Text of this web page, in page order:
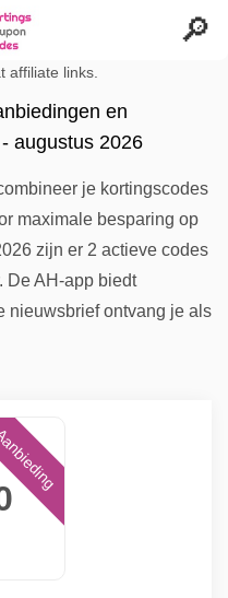
affiliate links.
en
augustus 2026
je kortingscodes
maximale besparing op
zijn er 2 actieve codes
De AH-app biedt
nieuwsbrief ontvang je als